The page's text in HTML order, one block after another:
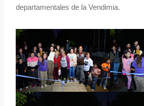
departamentales de la Vendimia.